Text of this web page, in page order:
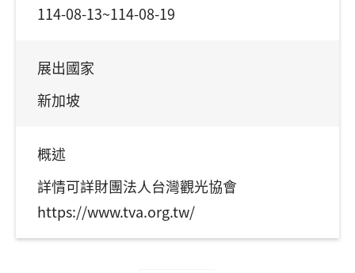
114-08-13~114-08-19
展出國家
新加坡
概述
詳情可詳財團法人台灣觀光協會
https://www.tva.org.tw/